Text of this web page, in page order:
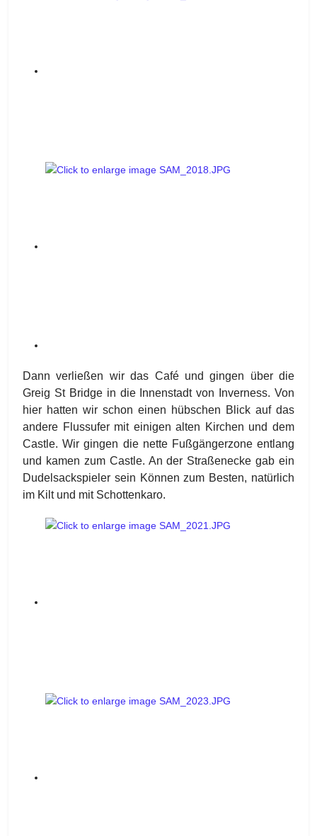
Dann verließen wir das Café und gingen über die
Greig St Bridge in die Innenstadt von Inverness. Von
hier hatten wir schon einen hübschen Blick auf das
andere Flussufer mit einigen alten Kirchen und dem
Castle. Wir gingen die nette Fußgängerzone entlang
und kamen zum Castle. An der Straßenecke gab ein
Dudelsackspieler sein Können zum Besten, natürlich
im Kilt und mit Schottenkaro.